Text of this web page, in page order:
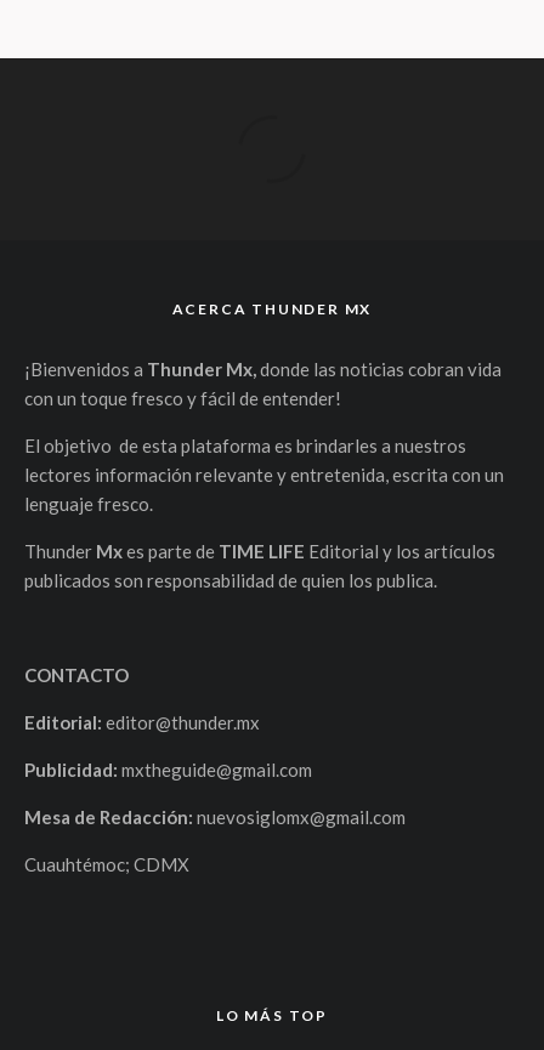
ACERCA THUNDER MX
¡Bienvenidos a Thunder Mx,donde las noticias cobran vida
con un toque fresco y fácil de entender!
El objetivo de esta plataforma es brindarles a nuestros
lectores información relevante y entretenida, escrita con un
lenguaje fresco.
Thunder Mxes parte de TIME LIFE Editorial y los artículos
publicados son responsabilidad de quien los publica.
CONTACTO
Editorial: editor@thunder.mx
Publicidad: mxtheguide@gmail.com
Mesa de Redacción: nuevosiglomx@gmail.com
Cuauhtémoc; CDMX
LO MÁS TOP